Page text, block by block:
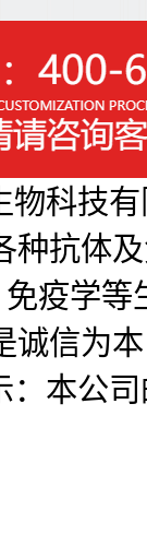
科技有
种抗体
疫学
诚信为
：本公